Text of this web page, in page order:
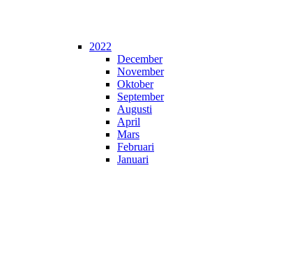
2022
December
November
Oktober
September
Augusti
April
Mars
Februari
Januari